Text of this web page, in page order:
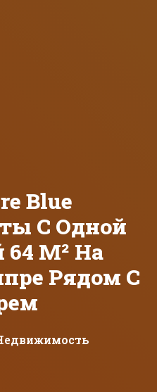
Blue
С Одной
64 М² На
Рядом С